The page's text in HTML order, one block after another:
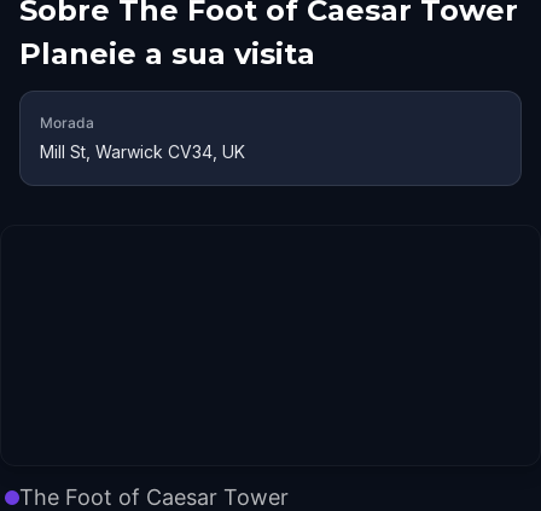
Sobre The Foot of Caesar Tower
Planeie a sua visita
Morada
Mill St, Warwick CV34, UK
The Foot of Caesar Tower